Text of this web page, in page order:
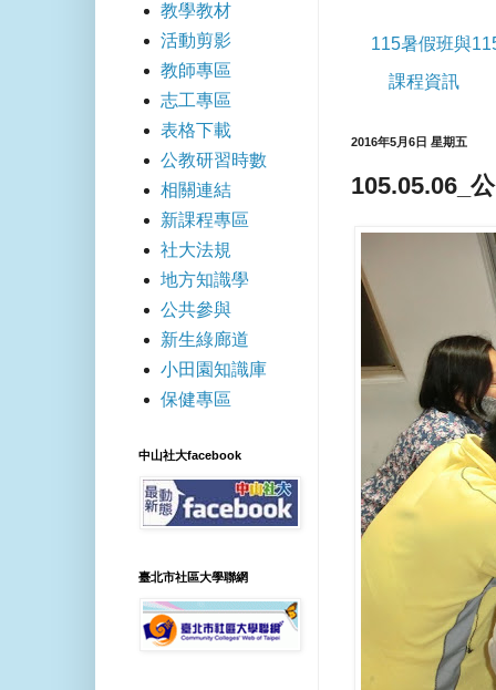
115暑假班與
課程資訊
2016年5月6日 星期五
105.05.06_
教學教材
活動剪影
教師專區
志工專區
表格下載
公教研習時數
相關連結
新課程專區
社大法規
地方知識學
公共參與
新生綠廊道
小田園知識庫
保健專區
中山社大facebook
臺北市社區大學聯網